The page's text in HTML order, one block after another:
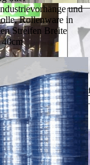
und
Rollenware in
Streifen Breite